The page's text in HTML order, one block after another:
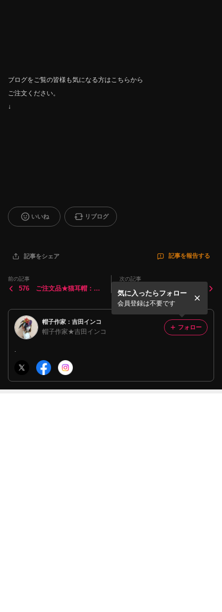
ブログをご覧の皆様も気になる方はこちらから
ご注文ください。
↓
いいね リブログ
記事をシェア 記事を報告する
前の記事
576 ご注文品★猫耳帽：ミ
次の記事
574 夢見る花ターバン：リ
ボン
帽子作家：吉田インコ
帽子作家★吉田インコ
気に入ったらフォロー
会員登録は不要です
フォロー